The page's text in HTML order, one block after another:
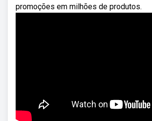
promoções em milhões de produtos.